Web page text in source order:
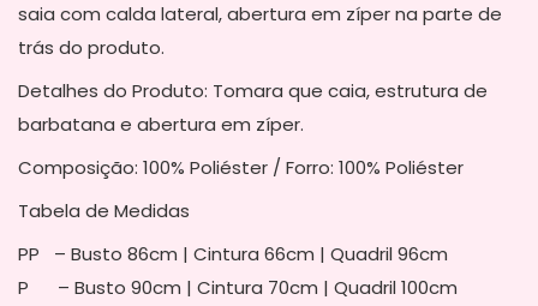
saia com calda lateral, abertura em zíper na parte de
trás do produto.
Detalhes do Produto: Tomara que caia, estrutura de
barbatana e abertura em zíper.
Composição: 100% Poliéster / Forro: 100% Poliéster
Tabela de Medidas
PP – Busto 86cm | Cintura 66cm | Quadril 96cm
P – Busto 90cm | Cintura 70cm | Quadril 100cm